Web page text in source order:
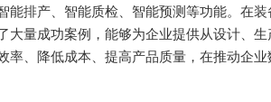
能排产、智能质检、智能预测等功能。在
大量成功案例，能够为企业提供从设计、
率、降低成本、提高产品质量，在推动企业